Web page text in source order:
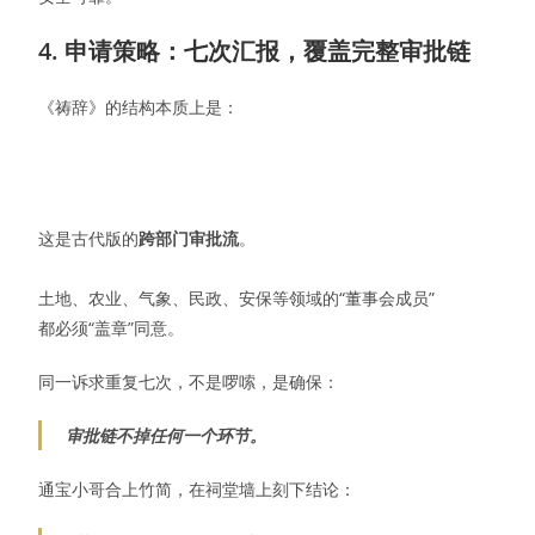
4. 申请策略：七次汇报，覆盖完整审批链
《祷辞》的结构本质上是：
这是古代版的跨部门审批流。
土地、农业、气象、民政、安保等领域的“董事会成员”
都必须“盖章”同意。
同一诉求重复七次，不是啰嗦，是确保：
审批链不掉任何一个环节。
通宝小哥合上竹简，在祠堂墙上刻下结论：